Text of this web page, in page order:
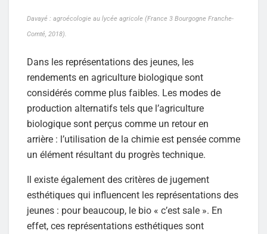
Davayé : agroécologie au lycée agricole (France 3 Bourgogne Franche-
Comté, 2018).
Dans les représentations des jeunes, les
rendements en agriculture biologique sont
considérés comme plus faibles. Les modes de
production alternatifs tels que l’agriculture
biologique sont perçus comme un retour en
arrière : l’utilisation de la chimie est pensée comme
un élément résultant du progrès technique.
Il existe également des critères de jugement
esthétiques qui influencent les représentations des
jeunes : pour beaucoup, le bio « c’est sale ». En
effet, ces représentations esthétiques sont